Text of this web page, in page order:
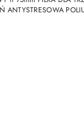
ANTYSTRESOWA